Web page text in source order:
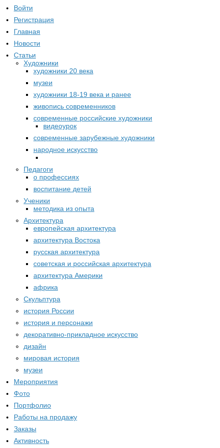
Войти
Регистрация
Главная
Новости
Статьи
Художники
художники 20 века
музеи
художники 18-19 века и ранее
живопись современников
современные российские художники
видеоурок
современные зарубежные художники
народное искусство
Педагоги
о профессиях
воспитание детей
Ученики
методика из опыта
Архитектура
европейская архитектура
архитектура Востока
русская архитектура
советская и российская архитектура
архитектура Америки
африка
Скульптура
история России
история и персонажи
декоративно-прикладное искусство
дизайн
мировая история
музеи
Мероприятия
Фото
Портфолио
Работы на продажу
Заказы
Активность